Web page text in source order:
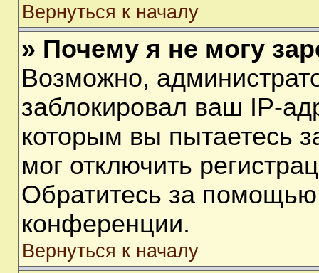
Вернуться к началу
» Почему я не могу
Возможно,
заблокировал ваш IP-
которым вы пытаетесь
мог отключить
Обратитесь за помощью
конференции.
Вернуться к началу